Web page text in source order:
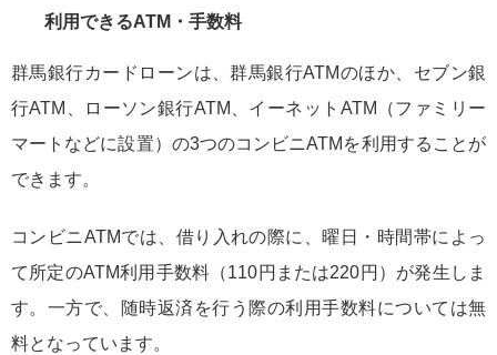
利用できるATM・手数料
群馬銀行カードローンは、群馬銀行ATMのほか、セブン銀
行ATM、ローソン銀行ATM、イーネットATM（ファミリー
マートなどに設置）の3つのコンビニATMを利用することが
できます。
コンビニATMでは、借り入れの際に、曜日・時間帯によっ
て所定のATM利用手数料（110円または220円）が発生しま
す。一方で、随時返済を行う際の利用手数料については無
料となっています。